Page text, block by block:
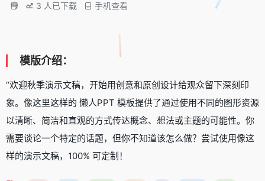
3 人已下载 手机查看
模版介绍：
“欢迎秋季演示文稿，开始用创意和原创设计给观众留下深刻印
象。像这里这样的 懒人PPT 模板提供了通过使用不同的图形资源
以清晰、简洁和直观的方式传达概念、想法或主题的可能性。你
需要谈论一个特定的话题，但你不知道该怎么做？尝试使用像这
样的演示文稿，100% 可定制！